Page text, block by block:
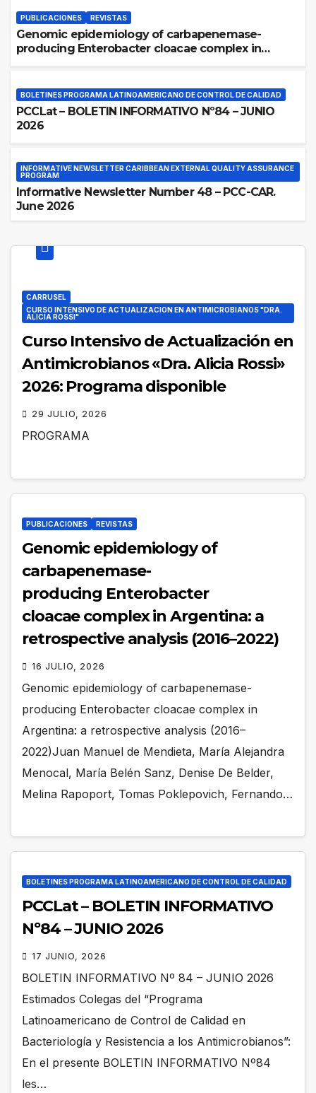
PUBLICACIONES REVISTAS
Genomic epidemiology of carbapenemase-
producing Enterobacter cloacae complex in
BOLETINES PROGRAMA LATINOAMERICANO DE CONTROL DE CALIDAD
PCCLat – BOLETIN INFORMATIVO Nº84 – JUNIO
2026
INFORMATIVE NEWSLETTER CARIBBEAN EXTERNAL QUALITY ASSURANCE
PROGRAM
Informative Newsletter Number 48 – PCC-CAR.
June 2026
CARRUSEL
CURSO INTENSIVO DE ACTUALIZACION EN ANTIMICROBIANOS "DRA.
ALICIA ROSSI"
Curso Intensivo de Actualización en
Antimicrobianos «Dra. Alicia Rossi»
2026: Programa disponible
29 JULIO, 2026
PROGRAMA
PUBLICACIONES REVISTAS
Genomic epidemiology of
carbapenemase-
producing Enterobacter
cloacae complex in Argentina: a
retrospective analysis (2016–2022)
16 JULIO, 2026
Genomic epidemiology of carbapenemase-
producing Enterobacter cloacae complex in
Argentina: a retrospective analysis (2016–
2022)Juan Manuel de Mendieta, María Alejandra
Menocal, María Belén Sanz, Denise De Belder,
Melina Rapoport, Tomas Poklepovich, Fernando…
BOLETINES PROGRAMA LATINOAMERICANO DE CONTROL DE CALIDAD
PCCLat – BOLETIN INFORMATIVO
Nº84 – JUNIO 2026
17 JUNIO, 2026
BOLETIN INFORMATIVO Nº 84 – JUNIO 2026
Estimados Colegas del “Programa
Latinoamericano de Control de Calidad en
Bacteriología y Resistencia a los Antimicrobianos”:
En el presente BOLETIN INFORMATIVO Nº84
les…